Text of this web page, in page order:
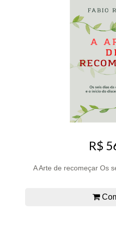
R$
A Arte de recomeçar Os